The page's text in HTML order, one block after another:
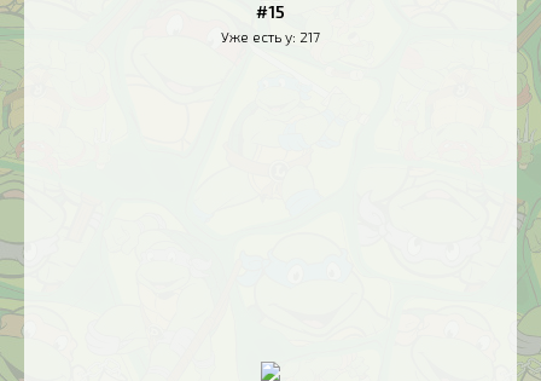
#15
Уже есть у: 217